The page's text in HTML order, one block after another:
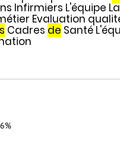
Infirmiers L'équipe
Evaluation
Cadres de Santé